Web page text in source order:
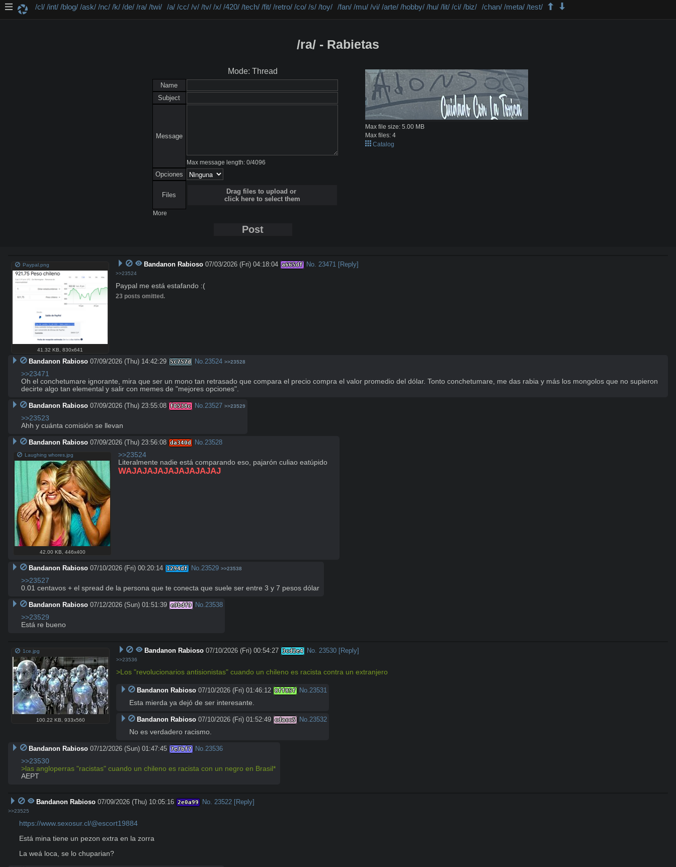
/cl/ /int/ /blog/ /ask/ /nc/ /k/ /de/ /ra/ /twi/ /a/ /cc/ /v/ /tv/ /x/ /420/ /tech/ /fit/ /retro/ /co/ /s/ /toy/ /fan/ /mu/ /vi/ /arte/ /hobby/ /hu/ /lit/ /ci/ /biz/ /chan/ /meta/ /test/
/ra/ - Rabietas
Mode: Thread
Name
Subject
Message
Max message length: 0/4096
Opciones
Files
Drag files to upload or
click here to select them
More
Post
Max file size: 5.00 MB
Max files: 4
Catalog
Paypal.png
41.32 KB ,830x641
Bandanon Rabioso 07/03/2026 (Fri) 04:18:04 a665df No. 23471 [Reply]
>>23524
Paypal me está estafando :(
23 posts omitted.
Bandanon Rabioso 07/09/2026 (Thu) 14:42:29 5c757d No.23524 >>23528
>>23471
Oh el conchetumare ignorante, mira que ser un mono tan retrasado que compara el precio compra el valor promedio del dólar. Tonto conchetumare, me das rabia y más los mongolos que no supieron
decirte algo tan elemental y salir con memes de "mejores opciones".
Bandanon Rabioso 07/09/2026 (Thu) 23:55:08 f0538c No.23527 >>23529
>>23523
Ahh y cuánta comisión se llevan
Bandanon Rabioso 07/09/2026 (Thu) 23:56:08 da340d No.23528
Laughing whores.jpg
42.00 KB, 446x400
>>23524
WAJAJAJAJAJAJAJAJAJ
Bandanon Rabioso 07/10/2026 (Fri) 00:20:14 1294df No. 23529 >>23538
>>23527
0.01 centavos + el spread de la persona que te conecta que suele ser entre 3 y 7 pesos dólar
Bandanon Rabioso 07/12/2026 (Sun) 01:51:39 e9bdf9 No. 23538
>>23529
Está re bueno
1ce.jpg
100.22 KB 933x560
Bandanon Rabioso 07/10/2026 (Fri) 00:54:27 3cd2e4 No. 23530 [Reply]
>>23536
>Los "revolucionarios antisionistas" cuando un chileno es racista contra un extranjero
Bandanon Rabioso 07/10/2026 (Fri) 01:46:12 8ff85f No. 23531
Esta mierda ya dejó de ser interesante.
Bandanon Rabioso 07/10/2026 (Fri) 01:52:49 cdacc5 No. 23532
No es verdadero racismo.
Bandanon Rabioso 07/12/2026 (Sun) 01:47:45 7e7bf7 No. 23536
>>23530
>las angloperras "racistas" cuando un chileno es racista con un negro en Brasil*
AEPT
Bandanon Rabioso 07/09/2026 (Thu) 10:05:16 2e0a99 No. 23522 [Reply]
>>23525
https://www.sexosur.cl/@escort19884
Está mina tiene un pezon extra en la zorra
La weá loca, se lo chuparian?